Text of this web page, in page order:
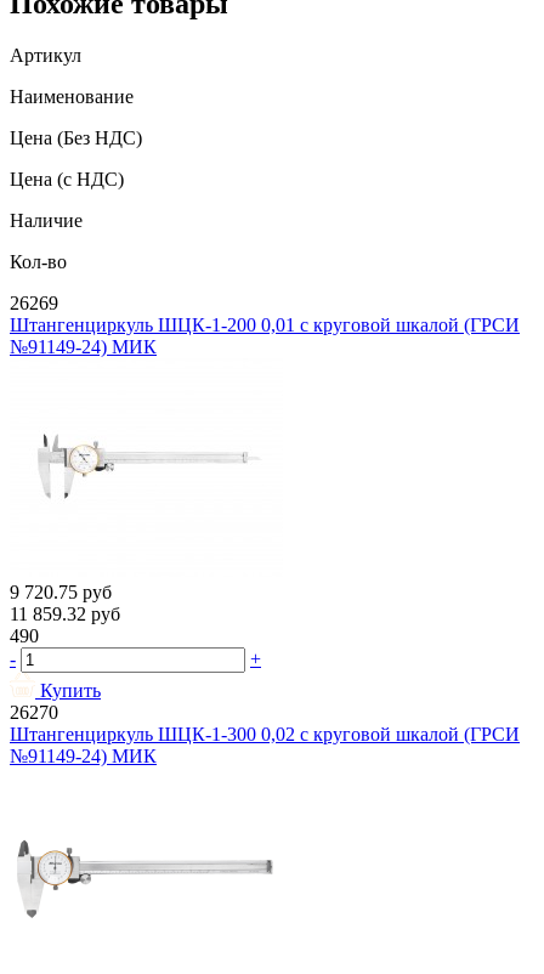
Артикул
Наименование
Цена (Без НДС)
Цена (с НДС)
Наличие
Кол-во
26269
Штангенциркуль ШЦК-1-200 0,01 с круговой шкалой (ГРСИ
№91149-24) МИК
9 720.75 руб
11 859.32 руб
490
-
+
Купить
26270
Штангенциркуль ШЦК-1-300 0,02 с круговой шкалой (ГРСИ
№91149-24) МИК